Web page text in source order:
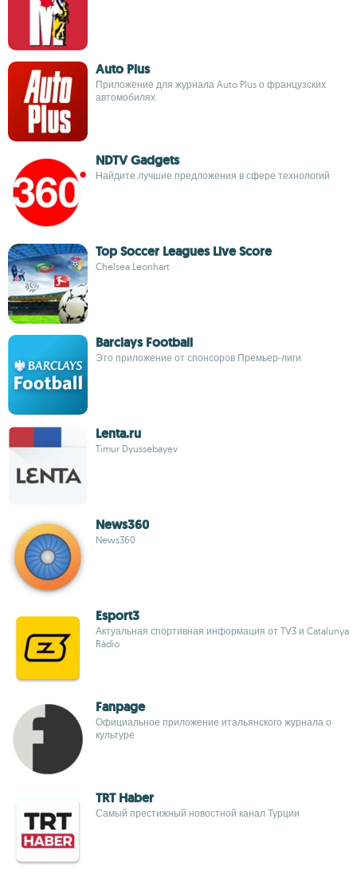
Auto Plus
Приложение для журнала Auto Plus о французских
автомобилях
NDTV Gadgets
Найдите лучшие предложения в сфере технологий
Top Soccer Leagues Live Score
Chelsea Leonhart
Barclays Football
Это приложение от спонсоров Премьер-лиги
Lenta.ru
Timur Dyussebayev
News360
News360
Esport3
Актуальная спортивная информация от TV3 и Catalunya
Ràdio
Fanpage
Официальное приложение итальянского журнала о
культуре
TRT Haber
Самый престижный новостной канал Турции